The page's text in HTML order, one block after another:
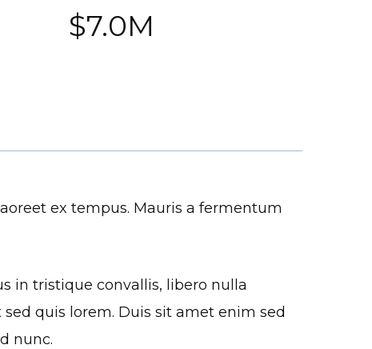
$7.0M
ex tempus. Mauris a fermentum
in tristique convallis, libero nulla
quis lorem. Duis sit amet enim sed
nunc.